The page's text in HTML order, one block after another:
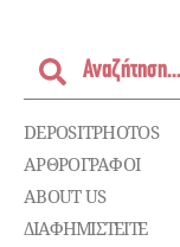
DEPOSITPHOTOS
ΑΡΘΡΟΓΡΑΦΟΙ
ABOUT US
ΔΙΑΦΗΜΙΣΤΕΊΤΕ